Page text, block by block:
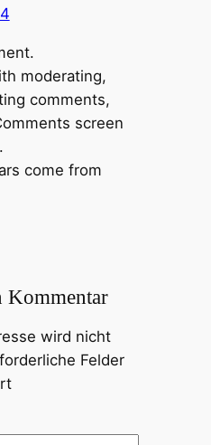
moderating,
comments,
screen
come from
Kommentar
wird nicht
Felder